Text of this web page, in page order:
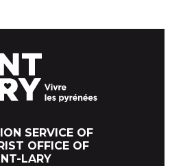
SERVICE OF
OFFICE OF
LARY